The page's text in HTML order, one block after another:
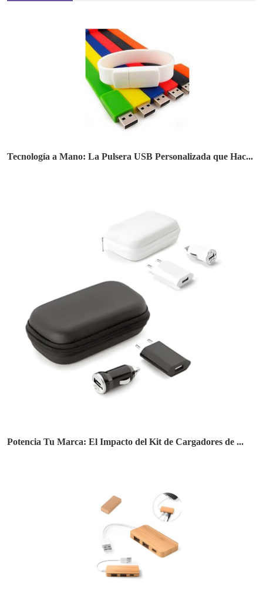
Tecnología a Mano: La Pulsera USB Personalizada que Hac...
Potencia Tu Marca: El Impacto del Kit de Cargadores de ...